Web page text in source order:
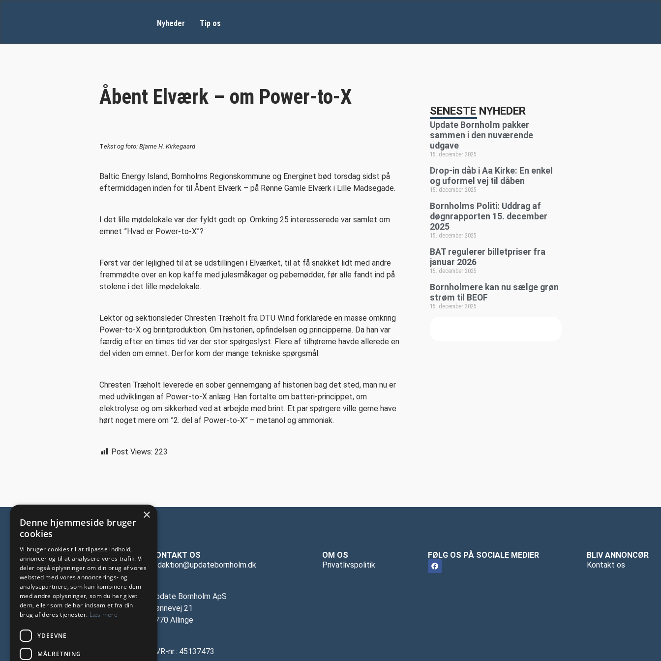
Nyheder Tip os
Åbent Elværk – om Power-to-X
Tekst og foto: Bjarne H. Kirkegaard
Baltic Energy Island, Bornholms Regionskommune og Energinet bød torsdag sidst på
eftermiddagen inden for til Åbent Elværk – på Rønne Gamle Elværk i Lille Madsegade.
I det lille mødelokale var der fyldt godt op. Omkring 25 interesserede var samlet om
emnet ”Hvad er Power-to-X”?
Først var der lejlighed til at se udstillingen i Elværket, til at få snakket lidt med andre
fremmødte over en kop kaffe med julesmåkager og pebernødder, før alle fandt ind på
stolene i det lille mødelokale.
Lektor og sektionsleder Chresten Træholt fra DTU Wind forklarede en masse omkring
Power-to-X og brintproduktion. Om historien, opfindelsen og principperne. Da han var
færdig efter en times tid var der stor spørgeslyst. Flere af tilhørerne havde allerede en
del viden om emnet. Derfor kom der mange tekniske spørgsmål.
Chresten Træholt leverede en sober gennemgang af historien bag det sted, man nu er
med udviklingen af Power-to-X anlæg. Han fortalte om batteri-princippet, om
elektrolyse og om sikkerhed ved at arbejde med brint. Et par spørgere ville gerne have
hørt noget mere om ”2. del af Power-to-X” – metanol og ammoniak.
Post Views: 223
SENESTE NYHEDER
Update Bornholm pakker
sammen i den nuværende
udgave
15. december 2025
Drop-in dåb i Aa Kirke: En enkel
og uformel vej til dåben
15. december 2025
Bornholms Politi: Uddrag af
døgnrapporten 15. december
2025
15. december 2025
BAT regulerer billetpriser fra
januar 2026
15. december 2025
Bornholmere kan nu sælge grøn
strøm til BEOF
15. december 2025
KONTAKT OS
redaktion@updatebornholm.dk
Update Bornholm ApS
Rønnevej 21
3770 Allinge
CVR-nr.: 45137473
OM OS
Privatlivspolitik
FØLG OS PÅ SOCIALE MEDIER
BLIV ANNONCØR
Kontakt os
×
Denne hjemmeside bruger
cookies
Vi bruger cookies til at tilpasse indhold,
annoncer og til at analysere vores trafik. Vi
deler også oplysninger om din brug af vores
websted med vores annoncerings- og
analysepartnere, som kan kombinere dem
med andre oplysninger, som du har givet
dem, eller som de har indsamlet fra din
brug af deres tjenester. Læs mere
YDEEVNE
MÅLRETNING